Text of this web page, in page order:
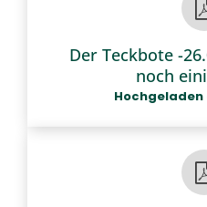
Der Teckbote -
noch
Hochgeladen